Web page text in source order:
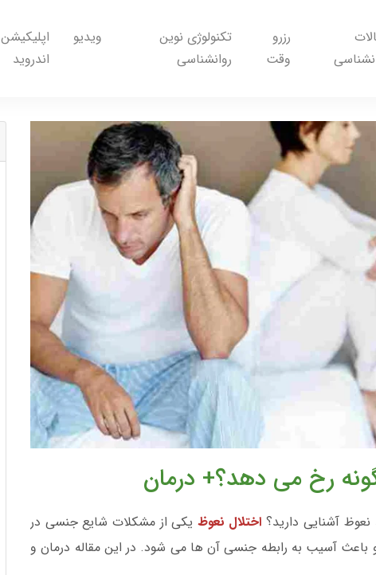
رزرو
وقت
تکنولوژی نوین
روانشناسی
ویدیو
اپلیکیشن
اندروید
رخ می دهد؟+ درمان
آشنایی دارید؟ اختلال نعوظ یکی از مشکلات شایع جنسی در
و باعث آسیب به رابطه جنسی آن ها می شود. در این مقاله درمان و